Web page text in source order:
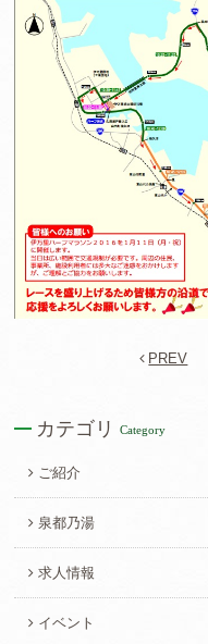
PREV
カテゴリ Category
ご紹介
泉都乃湯
求人情報
イベント